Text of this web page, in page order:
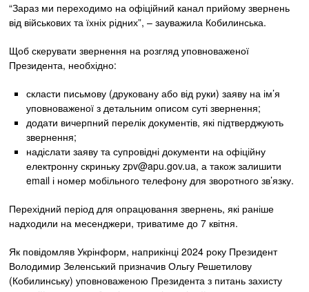
“Зараз ми переходимо на офіційний канал прийому звернень
від військових та їхніх рідних”, – зауважила Кобилинська.
Щоб скерувати звернення на розгляд уповноваженої
Президента, необхідно:
скласти письмову (друковану або від руки) заяву на ім’я
уповноваженої з детальним описом суті звернення;
додати вичерпний перелік документів, які підтверджують
звернення;
надіслати заяву та супровідні документи на офіційну
електронну скриньку zpv@apu.gov.ua, а також залишити
email і номер мобільного телефону для зворотного зв’язку.
Перехідний період для опрацювання звернень, які раніше
надходили на месенджери, триватиме до 7 квітня.
Як повідомляв Укрінформ, наприкінці 2024 року Президент
Володимир Зеленський призначив Ольгу Решетилову
(Кобилинську) уповноваженою Президента з питань захисту